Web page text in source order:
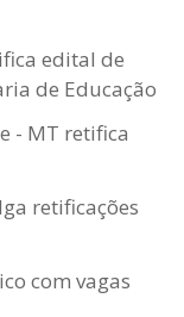
edital de
de Educação
- MT retifica
retificações
com vagas